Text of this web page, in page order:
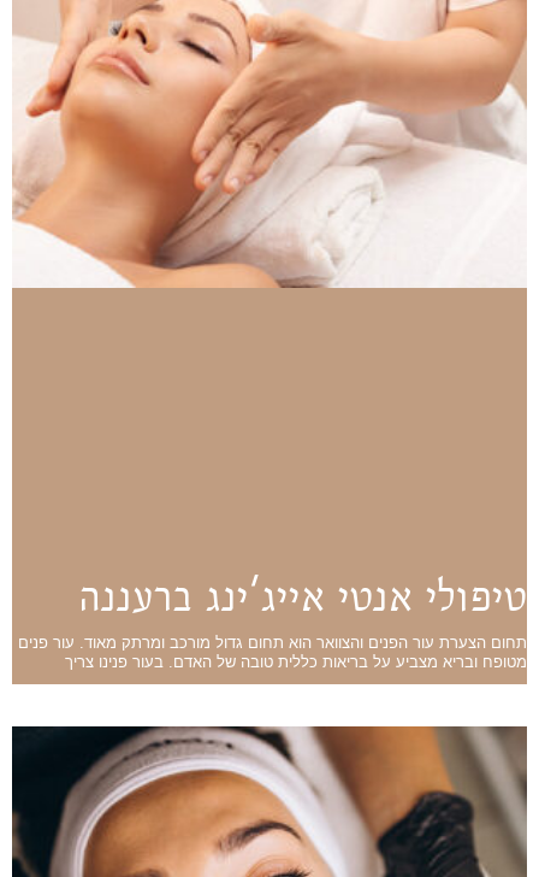
טיפולי אנטי אייג'ינג ברעננה
תחום הצערת עור הפנים והצוואר הוא תחום גדול מורכב ומרתק מאוד. עור פנים
מטופח ובריא מצביע על בריאות כללית טובה של האדם. בעור פנינו צריך